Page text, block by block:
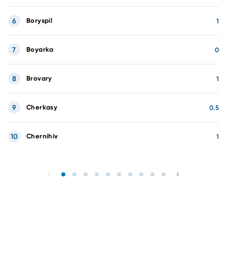
Boryspil 1
6
Boyarka 0
7
Brovary 1
8
Cherkasy 0.5
9
Chernihiv 1
10